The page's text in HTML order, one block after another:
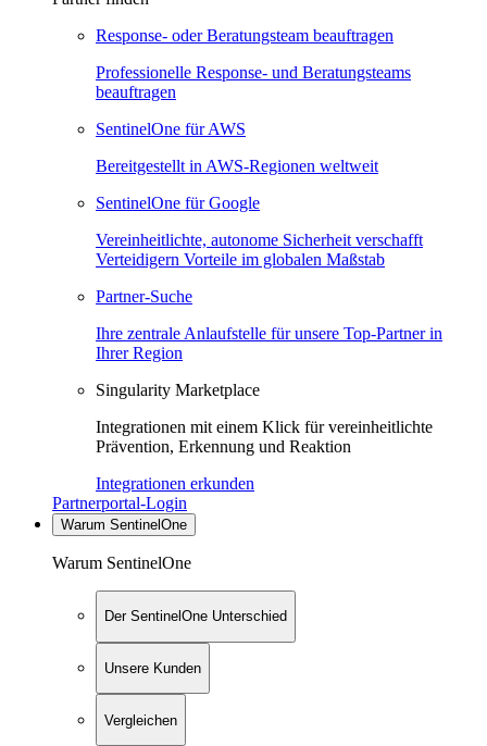
Response- oder Beratungsteam beauftragen
Professionelle Response- und Beratungsteams
beauftragen
SentinelOne für AWS
Bereitgestellt in AWS-Regionen weltweit
SentinelOne für Google
Vereinheitlichte, autonome Sicherheit verschafft
Verteidigern Vorteile im globalen Maßstab
Partner-Suche
Ihre zentrale Anlaufstelle für unsere Top-Partner in
Ihrer Region
Singularity Marketplace
Integrationen mit einem Klick für vereinheitlichte
Prävention, Erkennung und Reaktion
Integrationen erkunden
Partnerportal-Login
Warum SentinelOne
Warum SentinelOne
Der SentinelOne Unterschied
Unsere Kunden
Vergleichen